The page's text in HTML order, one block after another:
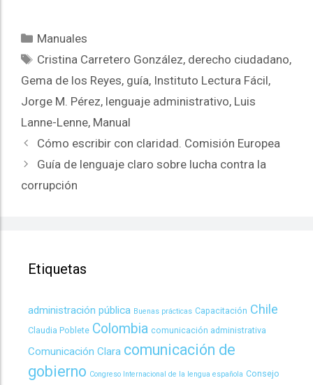
Manuales
Cristina Carretero González, derecho ciudadano,
Gema de los Reyes, guía, Instituto Lectura Fácil,
Jorge M. Pérez, lenguaje administrativo, Luis
Lanne-Lenne, Manual
Cómo escribir con claridad. Comisión Europea
Guía de lenguaje claro sobre lucha contra la
corrupción
Etiquetas
administración pública Buenas prácticas Capacitación Chile
Claudia Poblete Colombia comunicación administrativa
Comunicación Clara comunicación de
gobierno Congreso Internacional de la lengua española Consejo